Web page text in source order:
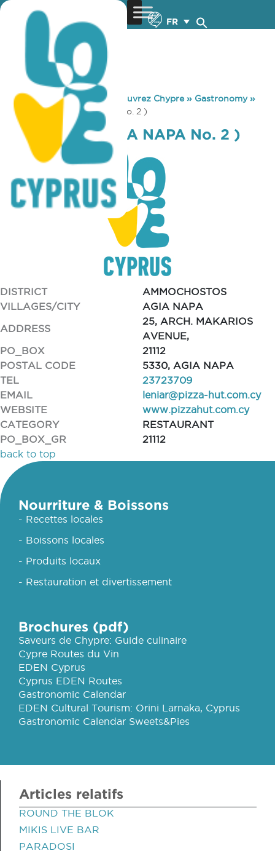
FR
You are here: Home »Découvrez Chypre» Gastronomy»
PIZZA HUT ( AGIA NAPA No. 2 )
PIZZA HUT ( AGIA NAPA No. 2 )
DISTRICT
AMMOCHOSTOS
VILLAGES/CITY
AGIA NAPA
ADDRESS
25, ARCH. MAKARIOS
AVENUE,
PO_BOX
21112
POSTAL CODE
5330, AGIA NAPA
TEL
23723709
EMAIL
leniar@pizza-hut.com.cy
WEBSITE
www.pizzahut.com.cy
CATEGORY
RESTAURANT
PO_BOX_GR
21112
back to top
Nourriture & Boissons
- Recettes locales
- Boissons locales
- Produits locaux
- Restauration et divertissement
Brochures (pdf)
Saveurs de Chypre: Guide culinaire
Cypre Routes du Vin
EDEN Cyprus
Cyprus EDEN Routes
Gastronomic Calendar
EDEN Cultural Tourism: Orini Larnaka, Cyprus
Gastronomic Calendar Sweets&Pies
Articles relatifs
ROUND THE BLOK
MIKIS LIVE BAR
PARADOSI